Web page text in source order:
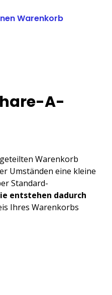
Warenkorb
A-
Warenkorb
Umständen eine kleine
Standard-
entstehen dadurch
Ihres Warenkorbs